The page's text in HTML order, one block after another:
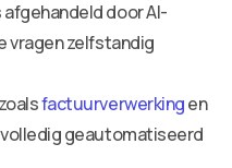
door AI-
vragen zelfstandig
factuurverwerkingen
geautomatiseerd